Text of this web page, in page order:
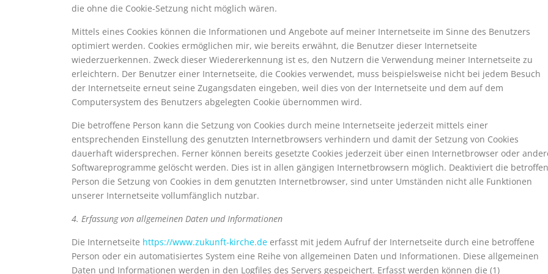
die ohne die Cookie-Setzung nicht möglich wären.
Mittels eines Cookies können die Informationen und Angebote auf meiner Internetseite im Sinne des Benutzers
optimiert werden. Cookies ermöglichen mir, wie bereits erwähnt, die Benutzer dieser Internetseite
wiederzuerkennen. Zweck dieser Wiedererkennung ist es, den Nutzern die Verwendung meiner Internetseite zu
erleichtern. Der Benutzer einer Internetseite, die Cookies verwendet, muss beispielsweise nicht bei jedem Besuch
der Internetseite erneut seine Zugangsdaten eingeben, weil dies von der Internetseite und dem auf dem
Computersystem des Benutzers abgelegten Cookie übernommen wird.
Die betroffene Person kann die Setzung von Cookies durch meine Internetseite jederzeit mittels einer
entsprechenden Einstellung des genutzten Internetbrowsers verhindern und damit der Setzung von Cookies
dauerhaft widersprechen. Ferner können bereits gesetzte Cookies jederzeit über einen Internetbrowser oder
Softwareprogramme gelöscht werden. Dies ist in allen gängigen Internetbrowsern möglich. Deaktiviert die
Person die Setzung von Cookies in dem genutzten Internetbrowser, sind unter Umständen nicht alle Funktionen
unserer Internetseite vollumfänglich nutzbar.
4. Erfassung von allgemeinen Daten und Informationen
Die Internetseite https://www.zukunft-kirche.de erfasst mit jedem Aufruf der Internetseite durch eine betroffene
Person oder ein automatisiertes System eine Reihe von allgemeinen Daten und Informationen. Diese allgemeinen
Daten und Informationen werden in den Logfiles des Servers gespeichert. Erfasst werden können die (1)